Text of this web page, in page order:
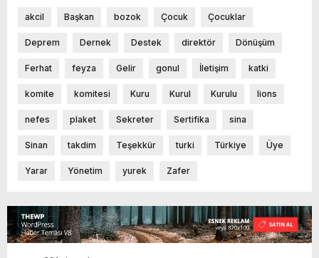
akcil Başkan bozok Çocuk Çocuklar
Deprem Dernek Destek direktör Dönüşüm
Ferhat feyza Gelir gonul İletişim katki
komite komitesi Kuru Kurul Kurulu lions
nefes plaket Sekreter Sertifika sina
Sinan takdim Teşekkür turki Türkiye Üye
Yarar Yönetim yurek Zafer